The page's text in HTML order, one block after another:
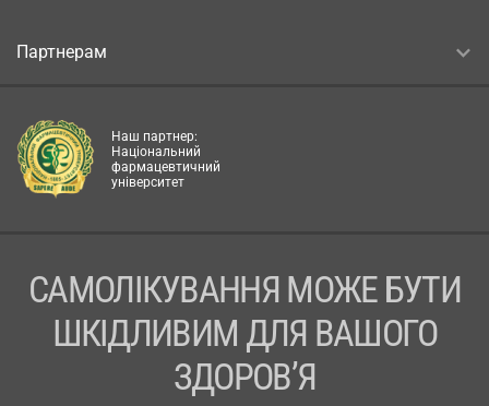
Партнерам
Наш партнер:
Національний
фармацевтичний
університет
САМОЛІКУВАННЯ МОЖЕ БУТИ
ШКІДЛИВИМ ДЛЯ ВАШОГО
ЗДОРОВ’Я